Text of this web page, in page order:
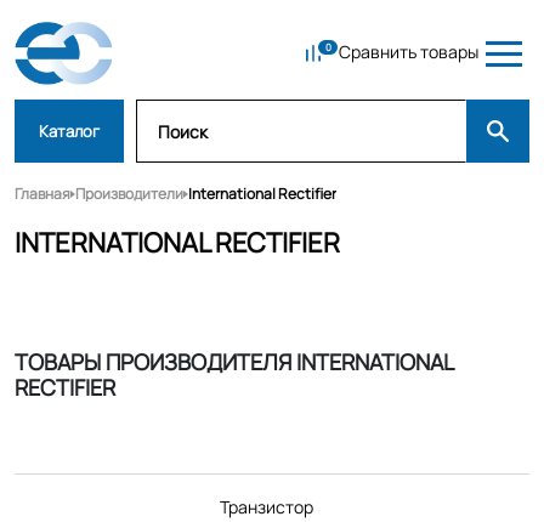
Сравнить товары
Каталог
Главная Производители International Rectifier
INTERNATIONAL RECTIFIER
ТОВАРЫ ПРОИЗВОДИТЕЛЯ INTERNATIONAL
RECTIFIER
Транзистор